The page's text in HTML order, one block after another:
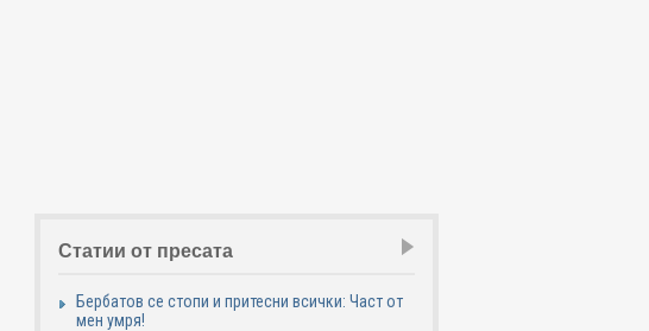
Статии от пресата
Бербатов се стопи и притесни всички: Част от
мен умря!